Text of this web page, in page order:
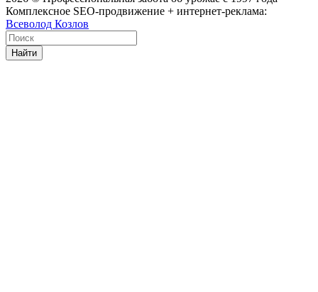
Комплексное SEO-продвижение + интернет-реклама:
Всеволод Козлов
Найти